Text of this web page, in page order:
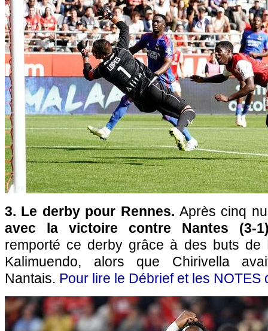
3. Le derby pour Rennes. Après cinq
avec la victoire contre Nantes (3-
remporté ce derby grâce à des buts de
Kalimuendo, alors que Chirivella
Nantais. Pour lire le Débrief et les NOTES